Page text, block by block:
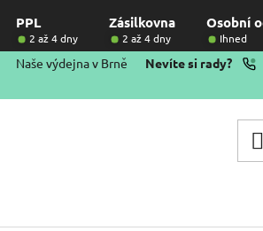
PPL Zásilkovna Osobní
2 až 4 dny 2 až 4 dny Ihned
Naše výdejna v Brně Nevíte si rady?